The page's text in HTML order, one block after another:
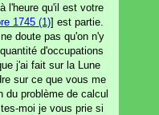
l'heure qu'il est votre
1745 (1)] est partie.
doute pas qu'on n'y
d'occupations
j'ai fait sur la Lune
sur ce que vous me
du problème de calcul
moi je vous prie si